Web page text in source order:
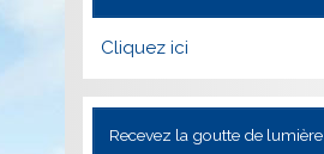
Cliquez ici
Recevez la goutte de lumière